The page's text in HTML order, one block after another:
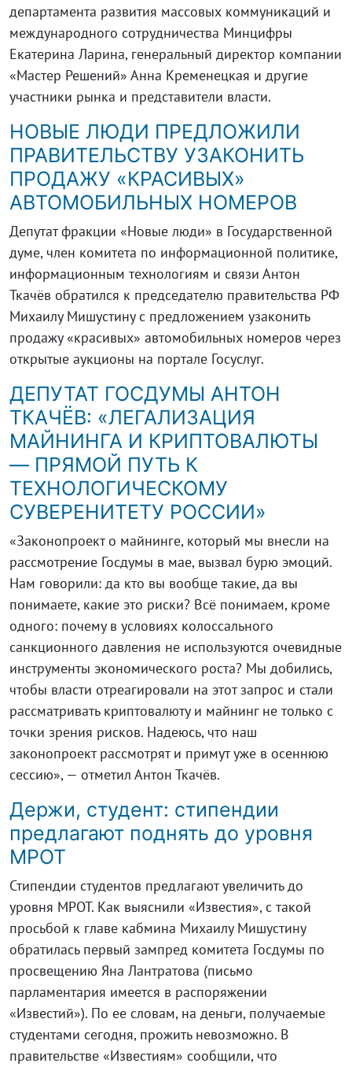
департамента развития массовых коммуникаций и
международного сотрудничества Минцифры
Екатерина Ларина, генеральный директор компании
«Мастер Решений» Анна Кременецкая и другие
участники рынка и представители власти.
НОВЫЕ ЛЮДИ ПРЕДЛОЖИЛИ
ПРАВИТЕЛЬСТВУ УЗАКОНИТЬ
ПРОДАЖУ «КРАСИВЫХ»
АВТОМОБИЛЬНЫХ НОМЕРОВ
Депутат фракции «Новые люди» в Государственной
думе, член комитета по информационной политике,
информационным технологиям и связи Антон
Ткачёв обратился к председателю правительства РФ
Михаилу Мишустину с предложением узаконить
продажу «красивых» автомобильных номеров через
открытые аукционы на портале Госуслуг.
ДЕПУТАТ ГОСДУМЫ АНТОН
ТКАЧЁВ: «ЛЕГАЛИЗАЦИЯ
МАЙНИНГА И КРИПТОВАЛЮТЫ
— ПРЯМОЙ ПУТЬ К
ТЕХНОЛОГИЧЕСКОМУ
СУВЕРЕНИТЕТУ РОССИИ»
«Законопроект о майнинге, который мы внесли на
рассмотрение Госдумы в мае, вызвал бурю эмоций.
Нам говорили: да кто вы вообще такие, да вы
понимаете, какие это риски? Всё понимаем, кроме
одного: почему в условиях колоссального
санкционного давления не используются очевидные
инструменты экономического роста? Мы добились,
чтобы власти отреагировали на этот запрос и стали
рассматривать криптовалюту и майнинг не только с
точки зрения рисков. Надеюсь, что наш
законопроект рассмотрят и примут уже в осеннюю
сессию», — отметил Антон Ткачёв.
Держи, студент: стипендии
предлагают поднять до уровня
МРОТ
Стипендии студентов предлагают увеличить до
уровня МРОТ. Как выяснили «Известия», с такой
просьбой к главе кабмина Михаилу Мишустину
обратилась первый зампред комитета Госдумы по
просвещению Яна Лантратова (письмо
парламентария имеется в распоряжении
«Известий»). По ее словам, на деньги, получаемые
студентами сегодня, прожить невозможно. В
правительстве «Известиям» сообщили, что